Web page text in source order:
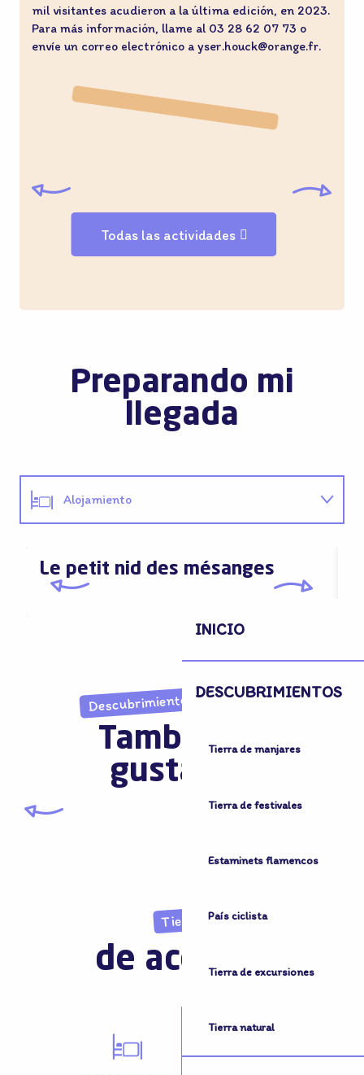
INICIO
DESCUBRIMIENTOS
Tierra de manjares
Tierra de festivales
Estaminets flamencos
País ciclista
Tierra de excursiones
Tierra natural
mil visitantes acudieron a la última edición, en 2023.
Para más información, llame al 03 28 62 07 73 o
envíe un correo electrónico a yser.houck@orange.fr.
©
Todas las actividades
Preparando mi
llegada
Alojamiento
Actividades
Le petit nid des mésanges
Descubrimientos inesperados
También le
gustará...
Tierra
de acogida